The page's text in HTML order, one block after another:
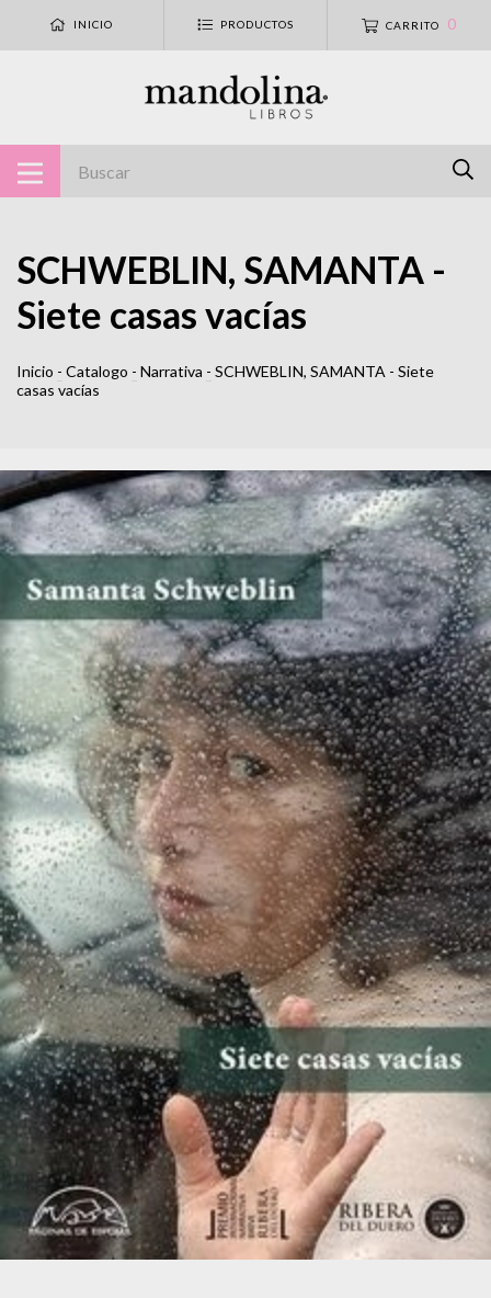
INICIO PRODUCTOS CARRITO 0
SCHWEBLIN, SAMANTA -
Siete casas vacías
Inicio - Catalogo - Narrativa - SCHWEBLIN, SAMANTA - Siete
casas vacías